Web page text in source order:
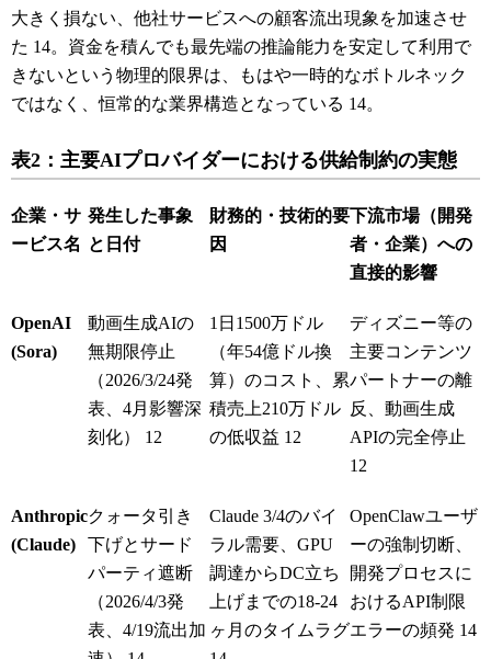
大きく損ない、他社サービスへの顧客流出現象を加速させ
た 14。資金を積んでも最先端の推論能力を安定して利用で
きないという物理的限界は、もはや一時的なボトルネック
ではなく、恒常的な業界構造となっている 14。
表2：主要AIプロバイダーにおける供給制約の実態
企業・サ
ービス名
発生した事象
と日付
財務的・技術的要
因
下流市場（開発
者・企業）への
直接的影響
OpenAI
(Sora)
動画生成AIの
無期限停止
（2026/3/24発
表、4月影響深
刻化） 12
1日1500万ドル
（年54億ドル換
算）のコスト、累
積売上210万ドル
の低収益 12
ディズニー等の
主要コンテンツ
パートナーの離
反、動画生成
APIの完全停止
12
Anthropic
(Claude)
クォータ引き
下げとサード
パーティ遮断
（2026/4/3発
表、4/19流出加
Claude 3/4のバイ
ラル需要、GPU
調達からDC立ち
上げまでの18-24
ヶ月のタイムラグ
OpenClawユーザ
ーの強制切断、
開発プロセスに
おけるAPI制限
エラーの頻発 14